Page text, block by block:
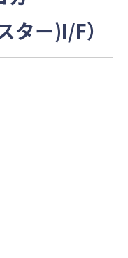
ター)I/F）